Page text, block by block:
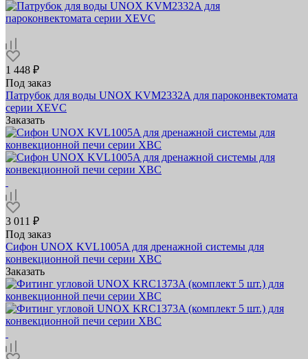
1 448 ₽
Под заказ
Патрубок для воды UNOX KVM2332A для пароконвектомата
серии XEVC
Заказать
3 011 ₽
Под заказ
Сифон UNOX KVL1005A для дренажной системы для
конвекционной печи серии XBC
Заказать